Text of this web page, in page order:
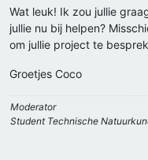
Wat leuk! Ik zou jullie
jullie nu bij helpen?
om jullie project te
Groetjes Coco
Moderator
Student Technische